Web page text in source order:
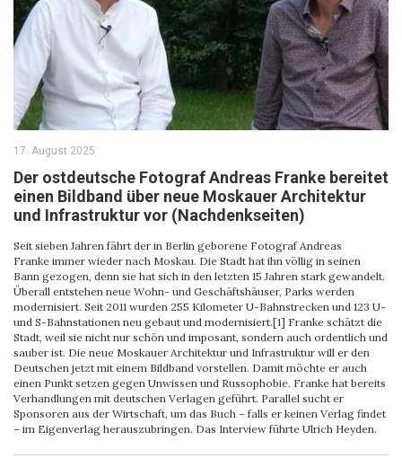
17. August 2025
Der ostdeutsche Fotograf Andreas Franke bereitet
einen Bildband über neue Moskauer Architektur
und Infrastruktur vor (Nachdenkseiten)
Seit sieben Jahren fährt der in Berlin geborene Fotograf Andreas
Franke immer wieder nach Moskau. Die Stadt hat ihn völlig in seinen
Bann gezogen, denn sie hat sich in den letzten 15 Jahren stark gewandelt.
Überall entstehen neue Wohn- und Geschäftshäuser, Parks werden
modernisiert. Seit 2011 wurden 255 Kilometer U-Bahnstrecken und 123 U-
und S-Bahnstationen neu gebaut und modernisiert.[1] Franke schätzt die
Stadt, weil sie nicht nur schön und imposant, sondern auch ordentlich und
sauber ist. Die neue Moskauer Architektur und Infrastruktur will er den
Deutschen jetzt mit einem Bildband vorstellen. Damit möchte er auch
einen Punkt setzen gegen Unwissen und Russophobie. Franke hat bereits
Verhandlungen mit deutschen Verlagen geführt. Parallel sucht er
Sponsoren aus der Wirtschaft, um das Buch – falls er keinen Verlag findet
– im Eigenverlag herauszubringen. Das Interview führte Ulrich Heyden.